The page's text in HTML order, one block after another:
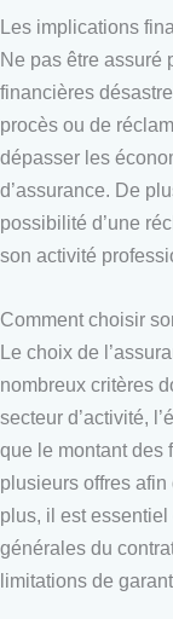
Les implications
Ne pas être assuré
financières
procès ou de
dépasser les
d’assurance. De
possibilité d’une
son activité
Comment choisir
Le choix de
nombreux critères
secteur d’activité,
que le montant des
plusieurs offres
plus, il est
générales du
limitations de